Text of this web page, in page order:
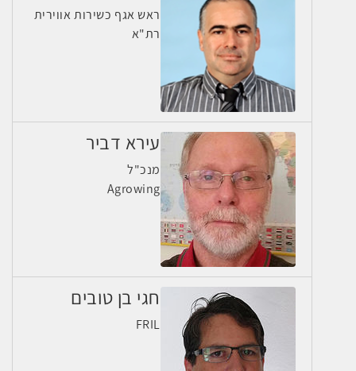
ראש אגף כשירות אווירית
רת"א
עירא דביר
מנכ"ל
Agrowing
חגי בן טובים
FRIL